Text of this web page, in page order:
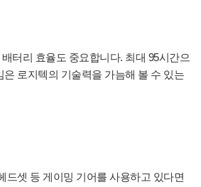
터리 효율도 중요합니다. 최대 95시간으
은 로지텍의 기술력을 가늠해 볼 수 있는
드셋 등 게이밍 기어를 사용하고 있다면